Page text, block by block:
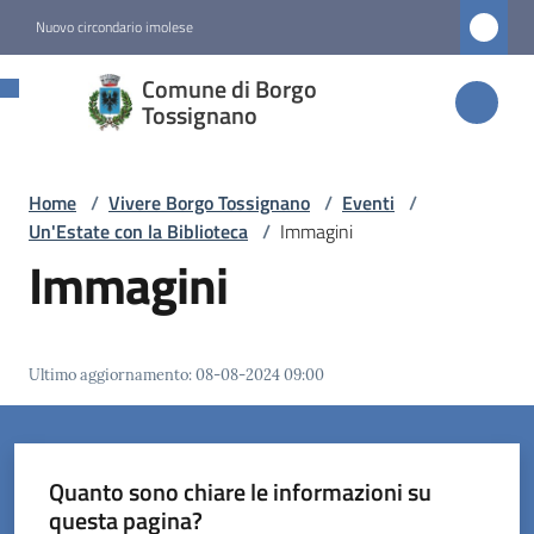
Nuovo circondario imolese
Comune di Borgo
Tossignano
Comune di
Borgo
Servizi
Vivere
Borgo
Tossignano
Home / Vivere Borgo Tossignano / Eventi /
Un'Estate con la Biblioteca / Immagini
Immagini
Ultimo aggiornamento:08-08-2024 09:00
Quanto sono chiare le informazioni su
questa pagina?